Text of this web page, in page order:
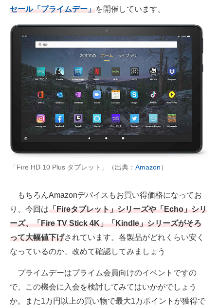
ITの今と未来を見通す
スマホと通信の最新トレンド
進化するPCとデバイスの未来
好きが集まる 比べて選べる
ビジネスと働き方のヒント
企業ITのトレンドを詳説
マーケ×ITの今がよく分かる
ITエンジニア向け専門サイト
企業向けIT製品の総合サイト
IT製品の技術・比較・事例
製造業のIT導入・活用を支援
セール「プライムデー」を開催しています。
「Fire HD 10 Plus タブレット」（出典： Amazon）
もちろんAmazonデバイスもお買い得価格になってお
り、今回は「Fireタブレット」シリーズや「Echo」シリ
ーズ、「Fire TV Stick 4K」「Kindle」シリーズがそろ
って大幅値下げされています。各製品がどれくらい安く
なっているのか、改めて確認してみましょう
プライムデーはプライム会員向けのイベントですの
で、この機会に入会を検討してみてはいかがでしょう
か。また1万円以上の買い物で最大1万ポイントが獲得で